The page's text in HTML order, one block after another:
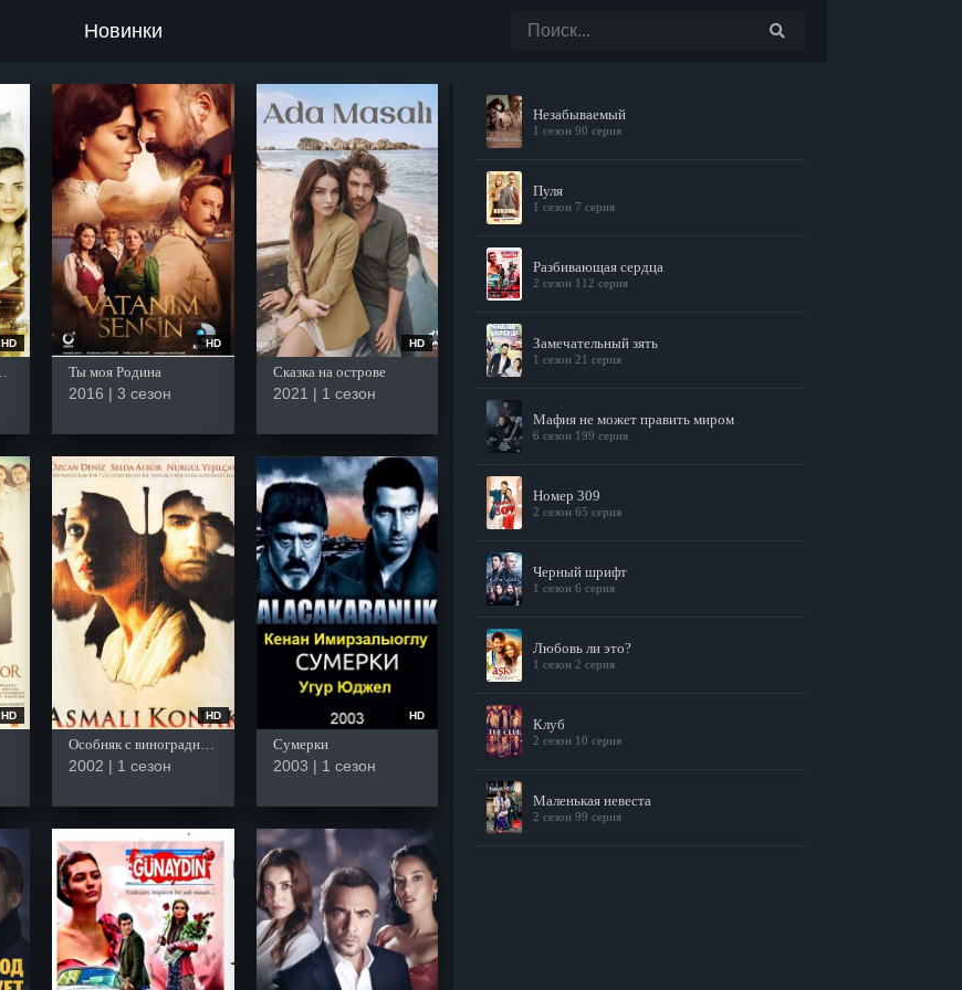
Новинки
HD HD
Ты моя Родина
2016 | 3 сезон
HD
Сказка на острове
2021 | 1 сезон
HD HD
2002 | 1 сезон
HD
Сумерки
2003 | 1 сезон
Незабываемый
1 сезон 90 серия
Пуля
1 сезон 7 серия
Разбивающая сердца
2 сезон 112 серия
Замечательный зять
1 сезон 21 серия
Мафия не может править миром
6 сезон 199 серия
Номер 309
2 сезон 65 серия
Черный шрифт
1 сезон 6 серия
Любовь ли это?
1 сезон 2 серия
Клуб
2 сезон 10 серия
Маленькая невеста
2 сезон 99 серия